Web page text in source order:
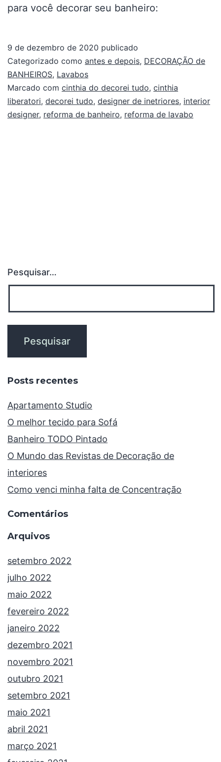
para você decorar seu banheiro:
9 de dezembro de 2020 publicado
Categorizado como antes e depois, DECORAÇÃO de
BANHEIROS, Lavabos
Marcado com cinthia do decorei tudo, cinthia
liberatori, decorei tudo, designer de inetriores, interior
designer, reforma de banheiro, reforma de lavabo
Pesquisar…
Posts recentes
Apartamento Studio
O melhor tecido para Sofá
Banheiro TODO Pintado
O Mundo das Revistas de Decoração de
interiores
Como venci minha falta de Concentração
Comentários
Arquivos
setembro 2022
julho 2022
maio 2022
fevereiro 2022
janeiro 2022
dezembro 2021
novembro 2021
outubro 2021
setembro 2021
maio 2021
abril 2021
março 2021